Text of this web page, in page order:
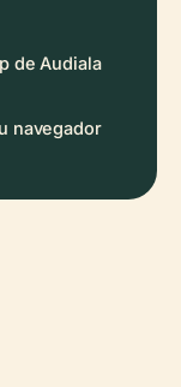
de Audiala
navegador